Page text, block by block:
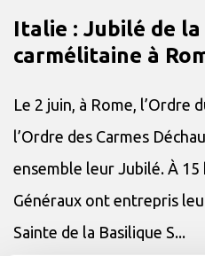
Italie : Jubilé de
carmélitaine à
Le 2 juin, à Rome, l’Ordre
l’Ordre des Carmes
ensemble leur Jubilé. À 15
Généraux ont entrepris
Sainte de la Basilique S...